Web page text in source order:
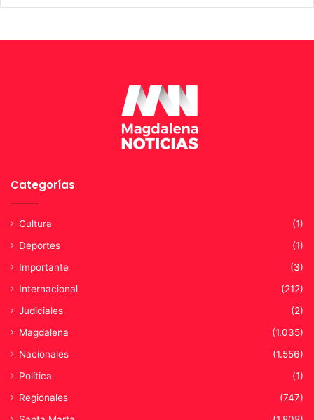
t
u
b
Categorías
Cultura
(1)
Deportes
(1)
Importante
(3)
Internacional
(212)
Judiciales
(2)
Magdalena
(1.035)
Nacionales
(1.556)
Política
(1)
Regionales
(747)